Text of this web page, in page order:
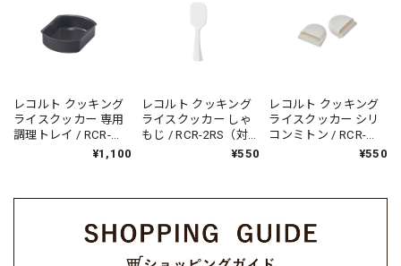
レコルト クッキング
ライスクッカー 専用
調理トレイ / RCR-
2CT（対応型番:RCR-
¥1,100
レコルト クッキング
ライスクッカー しゃ
もじ / RCR-2RS（対
¥550
レコルト クッキング
ライスクッカー シリ
コンミトン / RCR-
2MT（対応型番:RCR-
¥550